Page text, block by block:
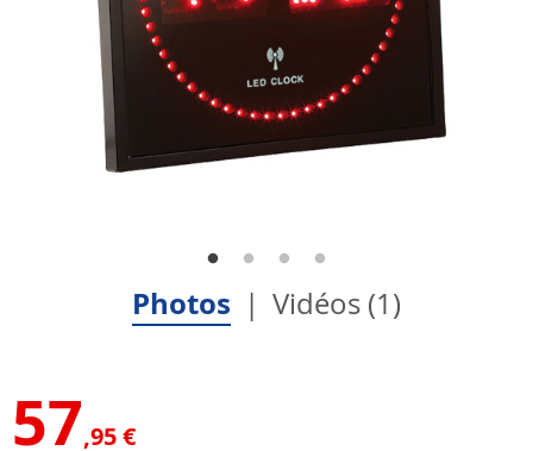
Photos Vidéos (1)
57,95 €